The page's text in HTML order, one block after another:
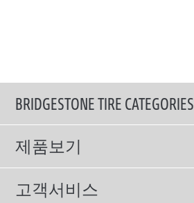
BRIDGESTONE TIRE CATEGORIES
제품보기
모두
고객서비스